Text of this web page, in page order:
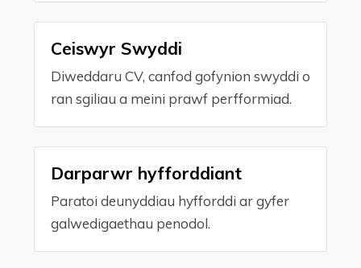
Ceiswyr Swyddi
Diweddaru CV, canfod gofynion swyddi o
ran sgiliau a meini prawf perfformiad.
Darparwr hyfforddiant
Paratoi deunyddiau hyfforddi ar gyfer
galwedigaethau penodol.